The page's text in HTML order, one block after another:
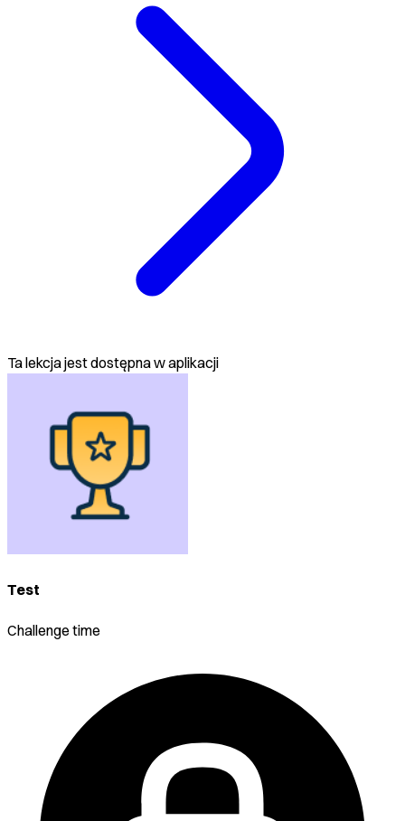
Ta lekcja jest dostępna w aplikacji
Test
Challenge time